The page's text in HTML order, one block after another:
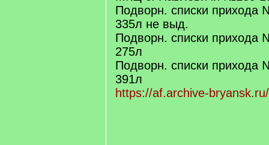
Подворн. списки прихода
335л не выд.
Подворн. списки прихода
275л
Подворн. списки прихода
391л
https://af.archive-